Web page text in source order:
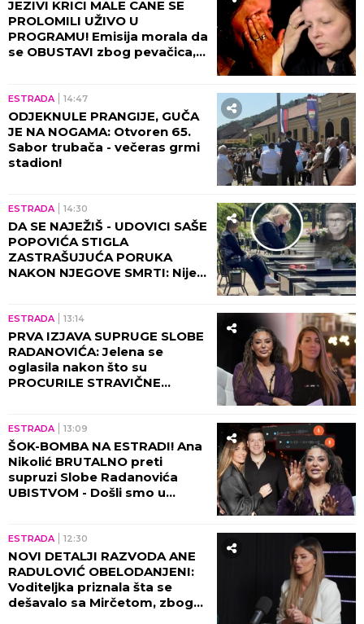
POLICIJA REAGOVALA ZBOG ŽENE SERGEJA
TRIFUNOVIĆA,nije očekivala da će je OVO
SAČEKATI u tržnom centru!
AJKULE OPKOLILE ANĐELU I
Pokazali kako se provode
na Maldivima nakon POMIRENJA i
pred njen ulazak u "Elitu 10" -
komentari samo pljušte (VIDEO)
by Aklamator
ZABAVA
KULTURA 16:45
SERGEJ TRIFUNOVIĆ STIGAO
U POLICIJSKU STANICU
NAKON HAOSA SA ŽENOM!
Republika ekskluzivno otkriva
ESTRADA 16:45
TEA TAIROVIĆ SA MUŽEM
DOŽIVELA UDES: Automobil
skroz smrskan - ovo su detalji
jezivog događaja!
KULTURA 16:15
STRAVIČNE VESTI: POZNATI
PRODUCENT PRONAĐEN
MRTAV! Porodica krije uzrok
smrti!
ESTRADA 15:31
SAZNAJEMO! DRAMA U
TRŽNOM CENTRU U
BEOGRADU! Ženu Sergeja
Trifunovića ZADRŽALA